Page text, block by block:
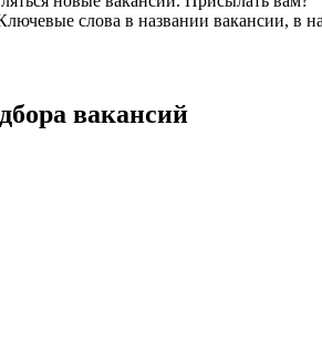
слова в названии вакансии, в
вакансий